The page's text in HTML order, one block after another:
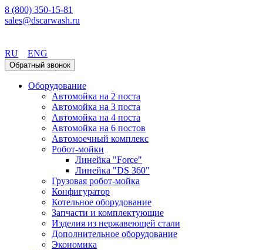
8 (800) 350-15-81
sales@dscarwash.ru
RU
ENG
Обратный звонок
Оборудование
Автомойка на 2 поста
Автомойка на 3 поста
Автомойка на 4 поста
Автомойка на 6 постов
Автомоечный комплекс
Робот-мойки
Линейка "Force"
Линейка "DS 360"
Грузовая робот-мойка
Конфигуратор
Котельное оборудование
Запчасти и комплектующие
Изделия из нержавеющей стали
Дополнительное оборудование
Экономика